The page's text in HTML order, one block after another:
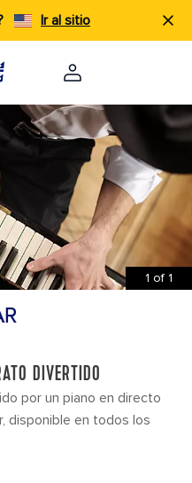
Ir al sitio
1 of 1
DIVERTIDO
por un piano en directo
disponible en todos los